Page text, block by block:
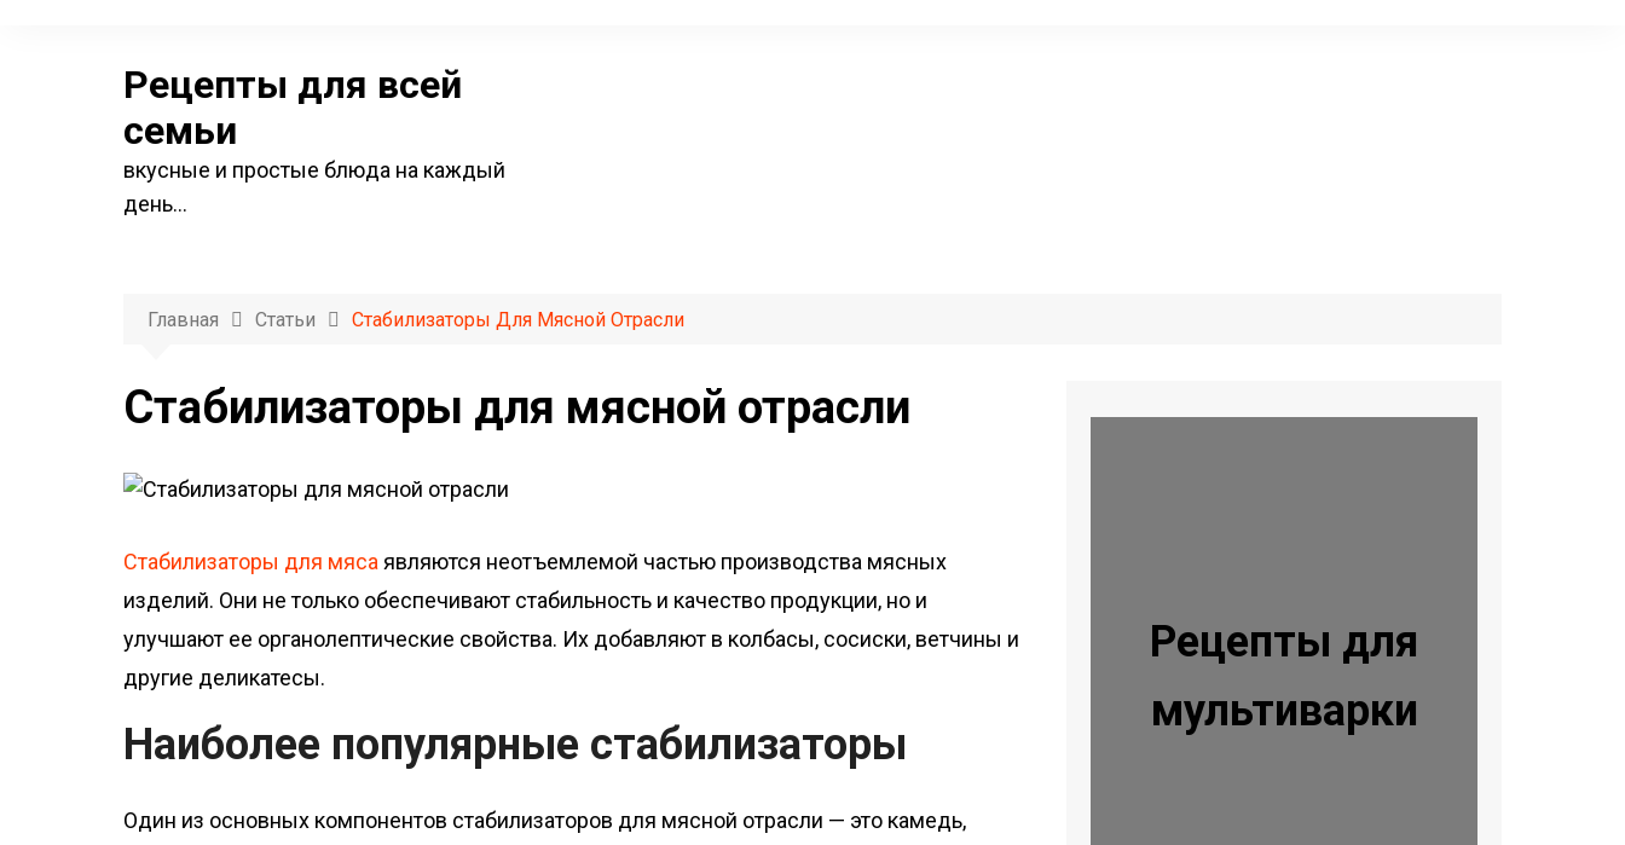
Рецепты для всей
семьи
вкусные и простые блюда на каждый
день…
Главная Статьи Стабилизаторы Для Мясной Отрасли
Стабилизаторы для мясной отрасли
Стабилизаторы для мясаявляются неотъемлемой частью производства мясных
изделий. Они не только обеспечивают стабильность и качество продукции, но и
улучшают ее органолептические свойства. Их добавляют в колбасы, сосиски, ветчины и
другие деликатесы.
Наиболее популярные стабилизаторы
Один из основных компонентов стабилизаторов для мясной отрасли — это камедь,
Рецепты для
мультиварки